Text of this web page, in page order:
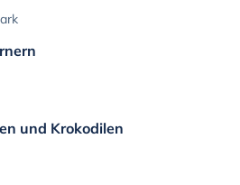
und Krokodilen